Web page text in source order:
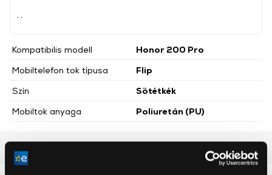
Kompatibilis modell
Honor 200 Pro
Mobiltelefon tok típusa
Flip
Szín
Sötétkék
Mobiltok anyaga
Poliuretán (PU)